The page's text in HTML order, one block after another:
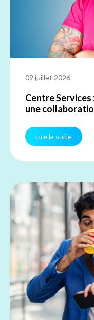
09 juillet 2026
Centre Services
une
Lire la suite